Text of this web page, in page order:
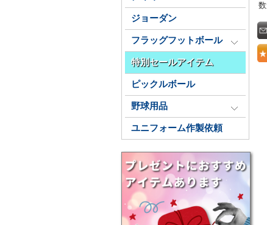
ジョーダン
フラッグフットボール
特別セールアイテム
ピックルボール
野球用品
ユニフォーム作製依頼